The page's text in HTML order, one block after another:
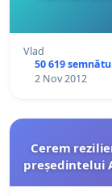
Vlad
50 619
2 Nov 2012
Cerem
președintelui